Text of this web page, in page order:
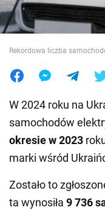
Jedzenie
Rekordowa liczba
W 2024 roku na
samochodów
okresie w 2023
marki wśród
Zostało to
ta wynosiła 9 736